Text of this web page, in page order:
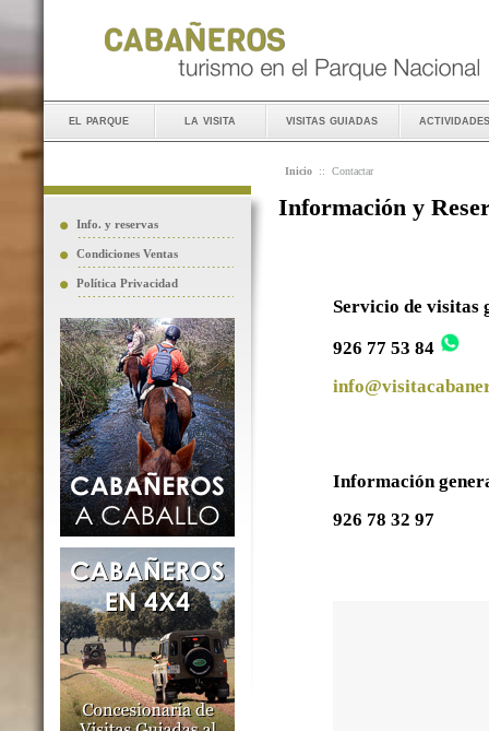
el parque la visita visitas guiadas actividades
Info. y reservas
Condiciones Ventas
Política Privacidad
Inicio :: Contactar
Información y
Servicio de visitas
926 77 53 84
Información
926 78 32 97